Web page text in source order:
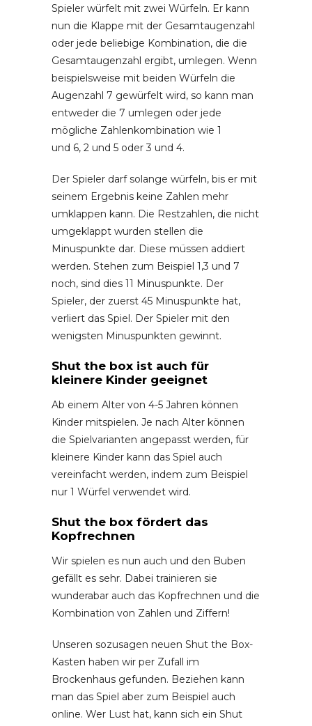
Spieler würfelt mit zwei Würfeln. Er kann
nun die Klappe mit der Gesamtaugenzahl
oder jede beliebige Kombination, die die
Gesamtaugenzahl ergibt, umlegen. Wenn
beispielsweise mit beiden Würfeln die
Augenzahl 7 gewürfelt wird, so kann man
entweder die 7 umlegen oder jede
mögliche Zahlenkombination wie 1
und 6, 2 und 5 oder 3 und 4.
Der Spieler darf solange würfeln, bis er mit
seinem Ergebnis keine Zahlen mehr
umklappen kann. Die Restzahlen, die nicht
umgeklappt wurden stellen die
Minuspunkte dar. Diese müssen addiert
werden. Stehen zum Beispiel 1,3 und 7
noch, sind dies 11 Minuspunkte. Der
Spieler, der zuerst 45 Minuspunkte hat,
verliert das Spiel. Der Spieler mit den
wenigsten Minuspunkten gewinnt.
Shut the box ist auch für
kleinere Kinder geeignet
Ab einem Alter von 4-5 Jahren können
Kinder mitspielen. Je nach Alter können
die Spielvarianten angepasst werden, für
kleinere Kinder kann das Spiel auch
vereinfacht werden, indem zum Beispiel
nur 1 Würfel verwendet wird.
Shut the box fördert das
Kopfrechnen
Wir spielen es nun auch und den Buben
gefällt es sehr. Dabei trainieren sie
wunderabar auch das Kopfrechnen und die
Kombination von Zahlen und Ziffern!
Unseren sozusagen neuen Shut the Box-
Kasten haben wir per Zufall im
Brockenhaus gefunden. Beziehen kann
man das Spiel aber zum Beispiel auch
online. Wer Lust hat, kann sich ein Shut